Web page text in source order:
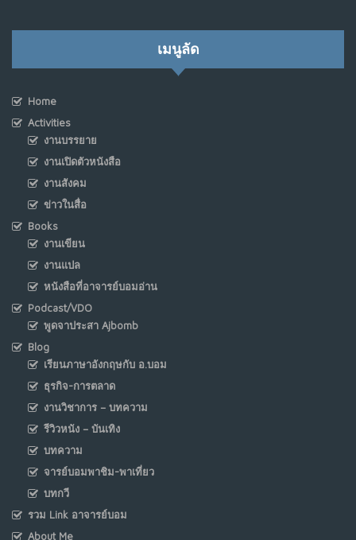
เมนูลัด
Home
Activities
งานบรรยาย
งานเปิดตัวหนังสือ
งานสังคม
ข่าวในสื่อ
Books
งานเขียน
งานแปล
หนังสือที่อาจารย์บอมอ่าน
Podcast/VDO
พูดจาประสา Ajbomb
Blog
เรียนภาษาอังกฤษกับ อ.บอม
ธุรกิจ-การตลาด
งานวิชาการ – บทความ
รีวิวหนัง – บันเทิง
บทความ
จารย์บอมพาชิม-พาเที่ยว
บทกวี
รวม Link อาจารย์บอม
About Me